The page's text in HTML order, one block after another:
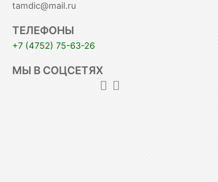
tamdic@mail.ru
ТЕЛЕФОНЫ
+7 (4752) 75-63-26
МЫ В СОЦСЕТЯХ